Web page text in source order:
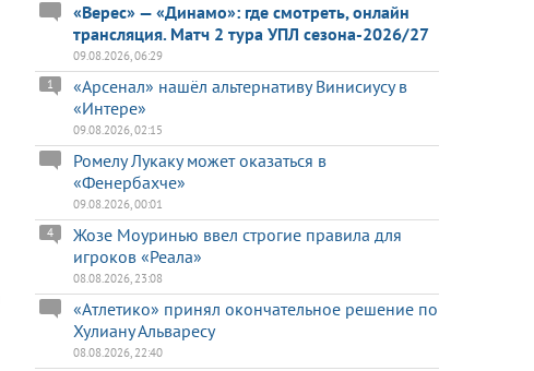
«Верес» — «Динамо»: где смотреть, онлайн
трансляция. Матч 2 тура УПЛ сезона-2026/27
09.08.2026, 06:29
«Арсенал» нашёл альтернативу Винисиусу в
«Интере»
1
09.08.2026, 02:15
Ромелу Лукаку может оказаться в
«Фенербахче»
09.08.2026, 00:01
Жозе Моуринью ввел строгие правила для
игроков «Реала»
4
08.08.2026, 23:08
«Атлетико» принял окончательное решение по
Хулиану Альваресу
08.08.2026, 22:40